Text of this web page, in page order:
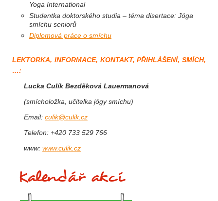
Yoga International
Studentka doktorského studia – téma disertace: Jóga
smíchu seniorů
Diplomová práce o smíchu
LEKTORKA, INFORMACE, KONTAKT, PŘIHLÁŠENÍ, SMÍCH,
…:
Lucka Culík Bezděková Lauerma­nová
(smícholožka, učitelka jógy smíchu)
Email: culik@culik.cz
Telefon: +420 73­3 529 7­66
www: www.culik.cz
Kalendář akcí